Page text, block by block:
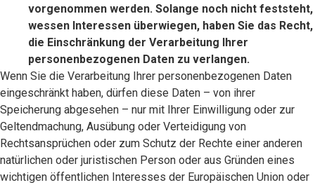
vorgenommen werden. Solange noch nicht feststeht,
wessen Interessen überwiegen, haben Sie das Recht,
die Einschränkung der Verarbeitung Ihrer
personenbezogenen Daten zu verlangen.
Wenn Sie die Verarbeitung Ihrer personenbezogenen Daten
eingeschränkt haben, dürfen diese Daten – von ihrer
Speicherung abgesehen – nur mit Ihrer Einwilligung oder zur
Geltendmachung, Ausübung oder Verteidigung von
Rechtsansprüchen oder zum Schutz der Rechte einer anderen
natürlichen oder juristischen Person oder aus Gründen eines
wichtigen öffentlichen Interesses der Europäischen Union oder